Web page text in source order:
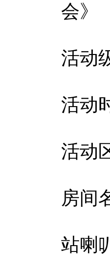
会》
活动
活动
活动
房间
站喇